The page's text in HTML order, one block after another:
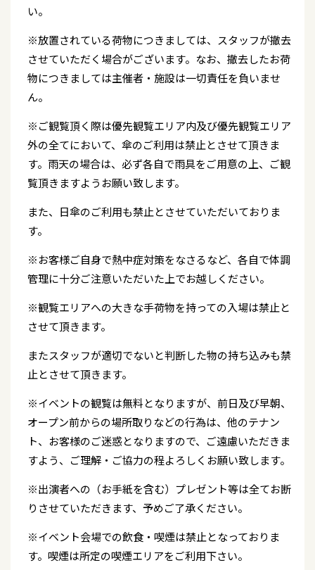
い。
※放置されている荷物につきましては、スタッフが撤去
させていただく場合がございます。なお、撤去したお荷
物につきましては主催者・施設は一切責任を負いませ
ん。
※ご観覧頂く際は優先観覧エリア内及び優先観覧エリア
外の全てにおいて、傘のご利用は禁止とさせて頂きま
す。雨天の場合は、必ず各自で雨具をご用意の上、ご観
覧頂きますようお願い致します。
また、日傘のご利用も禁止とさせていただいておりま
す。
※お客様ご自身で熱中症対策をなさるなど、各自で体調
管理に十分ご注意いただいた上でお越しください。
※観覧エリアへの大きな手荷物を持っての入場は禁止と
させて頂きます。
またスタッフが適切でないと判断した物の持ち込みも禁
止とさせて頂きます。
※イベントの観覧は無料となりますが、前日及び早朝、
オープン前からの場所取りなどの行為は、他のテナン
ト、お客様のご迷惑となりますので、ご遠慮いただきま
すよう、ご理解・ご協力の程よろしくお願い致します。
※出演者への（お手紙を含む）プレゼント等は全てお断
りさせていただきます、予めご了承ください。
※イベント会場での飲食・喫煙は禁止となっておりま
す。喫煙は所定の喫煙エリアをご利用下さい。